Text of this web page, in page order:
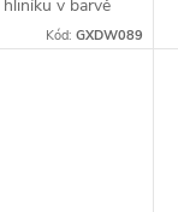
v barvě
difuzor
Kód:GXDW089